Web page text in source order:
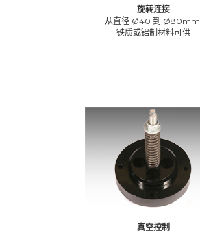
旋转连接
从直径 Ø40 到 Ø80mm
铁质或铝制材料可供
真空控制